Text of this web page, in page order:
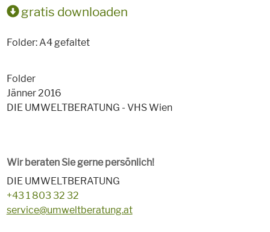
gratis downloaden
Folder: A4 gefaltet
Folder
Jänner 2016
DIE UMWELTBERATUNG - VHS Wien
Wir beraten Sie gerne persönlich!
DIE UMWELTBERATUNG
+43 1 803 32 32
service@umweltberatung.at